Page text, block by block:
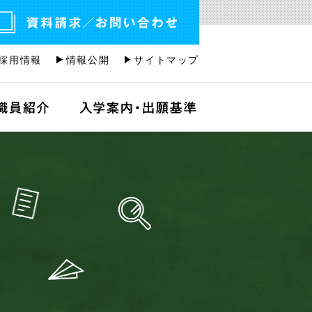
用情報 情報公開 サイトマップ